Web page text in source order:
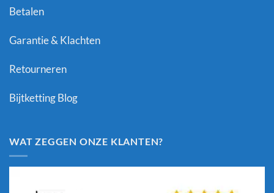
Betalen
Garantie & Klachten
Retourneren
Bijtketting Blog
WAT ZEGGEN ONZE KLANTEN?